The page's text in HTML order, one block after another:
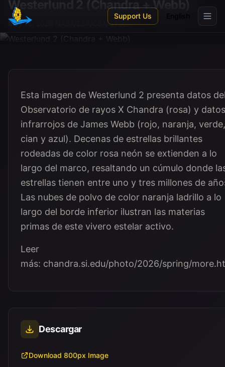
Skip to main content
Support Us
Westerlund 2 (Chandra + Webb)
May 18, 2026 NASA/ESA/CSA/STScI
Esta imagen de Westerlund 2 presenta datos
Observatorio de rayos X Chandra (rosa) y datos
infrarrojos de James Webb (rojo, naranja, verde,
cian y azul). Decenas de estrellas brillantes
rodeadas de color rosa neón se extienden a lo
largo del marco, resaltando un cúmulo donde
estrellas tienen entre uno y tres millones de
Las nubes de polvo de color naranja ladrillo a lo
largo del borde inferior ilustran las materias
primas de este vivero estelar activo.
Leer
más: chandra.si.edu/photo/2026/spring/
Descargar
Download 800px Image